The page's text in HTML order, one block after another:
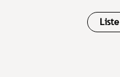
Liste